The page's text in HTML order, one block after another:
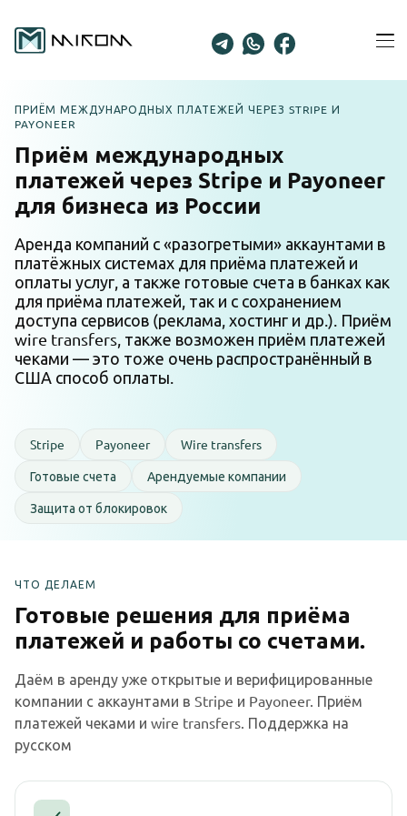
content
ПРИЁМ МЕЖДУНАРОДНЫХ ПЛАТЕЖЕЙ ЧЕРЕЗ STRIPE И
PAYONEER
Приём международных
платежей через Stripe и Payoneer
для бизнеса из России
Аренда компаний с «разогретыми» аккаунтами в
платёжных системах для приёма платежей и
оплаты услуг, а также готовые счета в банках как
для приёма платежей, так и с сохранением
доступа сервисов (реклама, хостинг и др.). Приём
wire transfers, также возможен приём платежей
чеками — это тоже очень распространённый в
США способ оплаты.
Stripe Payoneer
Wire transfers
Готовые счета
Арендуемые компании
Защита от блокировок
ЧТО ДЕЛАЕМ
Готовые решения для приёма
платежей и работы со счетами.
Даём в аренду уже открытые и верифицированные
компании с аккаунтами в Stripe и Payoneer. Приём
платежей чеками и wire transfers. Поддержка на
русском